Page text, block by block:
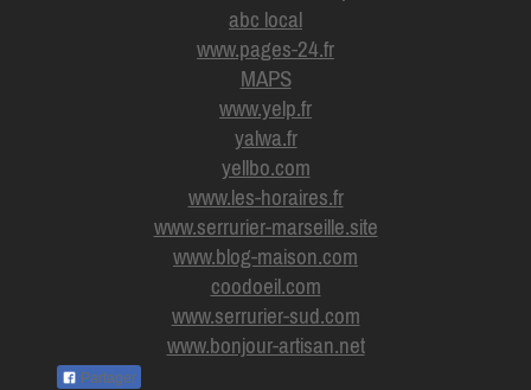
abc local
www.pages-24.fr
MAPS
www.yelp.fr
yalwa.fr
yellbo.com
www.les-horaires.fr
www.serrurier-marseille.site
www.blog-maison.com
coodoeil.com
www.serrurier-sud.com
www.bonjour-artisan.net
Partager